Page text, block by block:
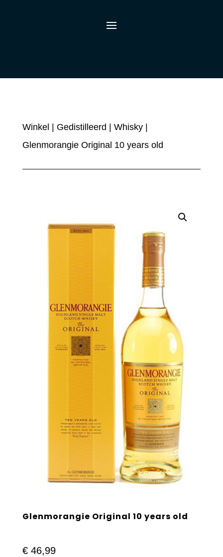
Winkel Gedistilleerd Whisky|
Glenmorangie Original 10 years old
Glenmorangie Original 10 years old
€46,99